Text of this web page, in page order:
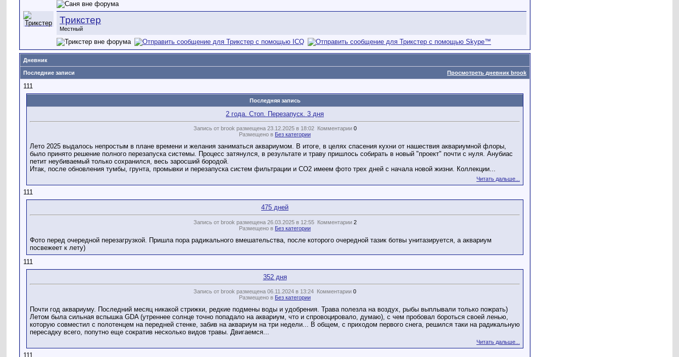
Трикстер
Местный
Дневник
Просмотреть дневник brook
Последние записи
111
Последняя запись
2 года. Стоп. Перезапуск. 3 дня
Запись от brook размещена 23.12.2025 в 18:02 Комментарии0
Размещено в Без категории
Лето 2025 выдалось непростым в плане времени и желания заниматься аквариумом. В итоге, в целях спасения кухни от нашествия аквариумной флоры,
было принято решение полного перезапуска системы. Процесс затянулся, в результате и траву пришлось собирать в новый "проект" почти с нуля. Анубиас
петит неубиваемый только сохранился, весь заросший бородой.
Итак, после обновления тумбы, грунта, промывки и перезапуска систем фильтрации и СО2 имеем фото трех дней с начала новой жизни. Коллекции...
Читать дальше...
111
475 дней
Запись от brook размещена 26.03.2025 в 12:55 Комментарии2
Размещено в Без категории
Фото перед очередной перезагрузкой. Пришла пора радикального вмешательства, после которого очередной тазик ботвы унитазируется, а аквариум
посвежеет к лету)
111
352 дня
Запись от brook размещена 06.11.2024 в 13:24 Комментарии 0
Размещено в Без категории
Почти год аквариуму. Последний месяц никакой стрижки, редкие подмены воды и удобрения. Трава полезла на воздух, рыбы выплывали только пожрать)
Летом была сильная вспышка GDA (утреннее солнце точно попадало на аквариум, что и спровоцировало, думаю), с чем пробовал бороться своей ленью,
которую совместил с полотенцем на передней стенке, забив на аквариум на три недели... В общем, с приходом первого снега, решился таки на радикальную
пересадку всего, попутно еще сократив несколько видов травы. Двигаемся...
Читать дальше...
111